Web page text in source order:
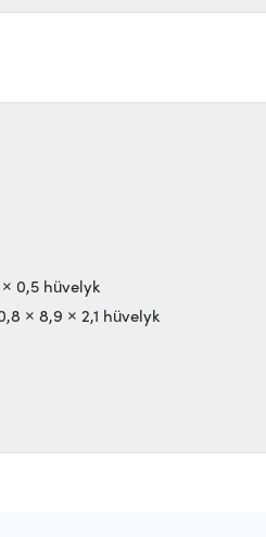
0,5 hüvelyk
× 8,9 × 2,1 hüvelyk